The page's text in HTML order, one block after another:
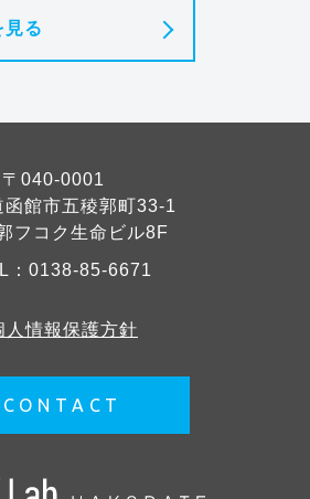
見る
〒040-0001
函館市五稜郭町33-1
フコク生命ビル8F
： 0138-85-6671
人情報保護方針
CONTACT